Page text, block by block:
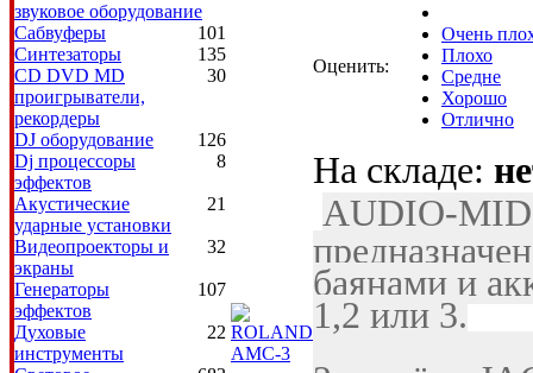
звуковое оборудование
101
Сабвуферы
135
Синтезаторы
30
CD DVD MD
проигрыватели,
рекордеры
126
DJ оборудование
8
Dj процессоры
эффектов
21
Акустические
ударные установки
32
Видеопроекторы и
экраны
107
Генераторы
эффектов
22
Духовые
инструменты
Оценить:
Очень
Плохо
Средне
Хорошо
Отлично
На складе:
AUDIO-
баянами и
1,2 или 3.